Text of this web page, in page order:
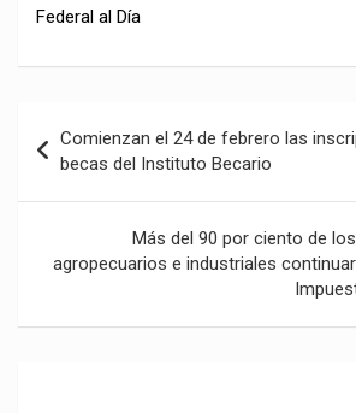
Federal al Día
de
entradas
Comienzan el 24 de febrero las
becas del Instituto Becario
Más del 90 por ciento de
agropecuarios e industriales